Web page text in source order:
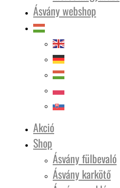
Ásvány webshop
Akció
Shop
Ásvány fülbevaló
Ásvány karkötő